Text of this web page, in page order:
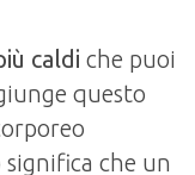
caldi che puoi
questo
significa che un